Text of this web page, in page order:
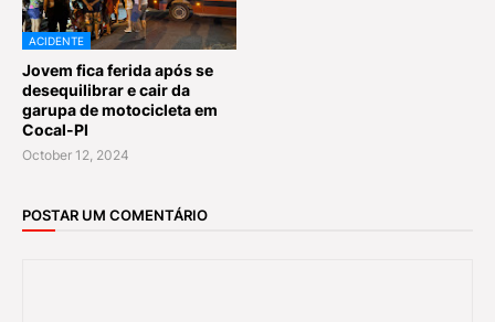
ACIDENTE
Jovem fica ferida após se
desequilibrar e cair da
garupa de motocicleta em
Cocal-PI
October 12, 2024
POSTAR UM COMENTÁRIO